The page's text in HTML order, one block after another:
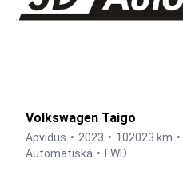
Volkswagen Taigo
Apvidus 2023 102023 km
Automātiskā
FWD